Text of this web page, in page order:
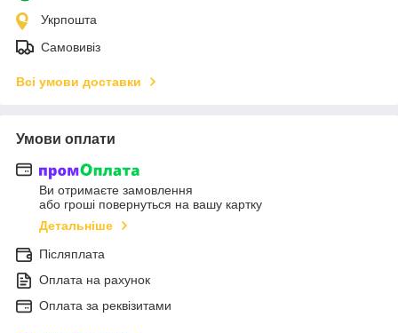
Укрпошта
Самовивіз
Всі умови доставки
Умови оплати
Ви отримаєте замовлення
або гроші повернуться на вашу картку
Детальніше
Післяплата
Оплата на рахунок
Оплата за реквізитами